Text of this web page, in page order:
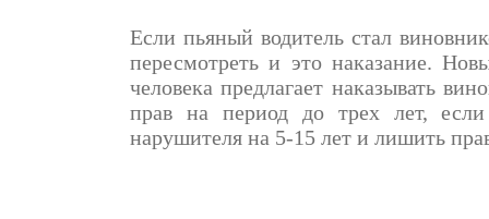
Если пьяный водитель стал
пересмотреть и это наказание.
человека предлагает наказывать
прав на период до трех лет,
нарушителя на 5-15 лет и лишить